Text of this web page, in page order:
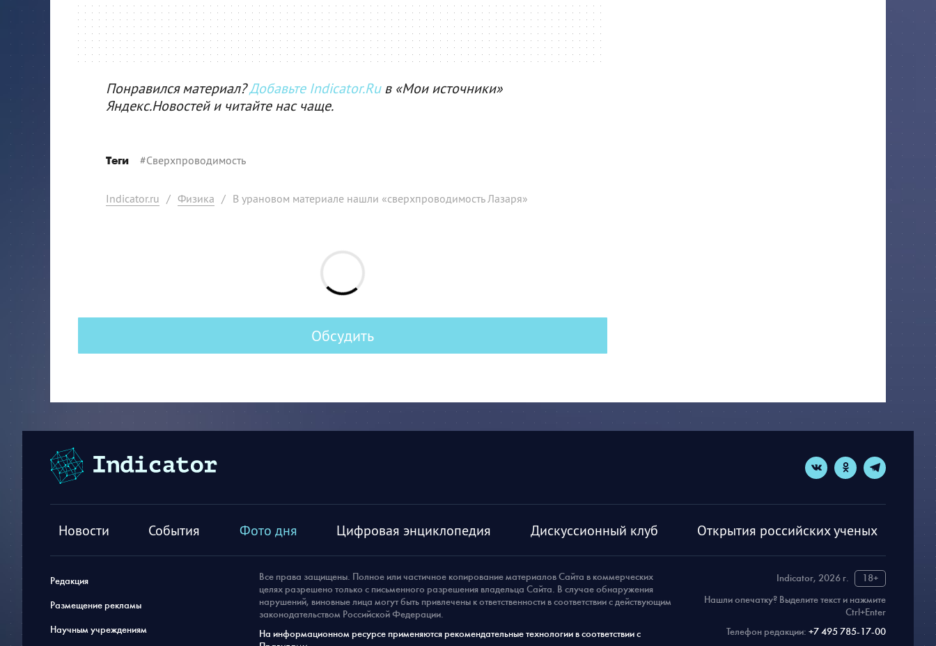
Понравился материал?Добавьте Indicator.Ruв «Мои источники»
Яндекс.Новостей и читайте нас чаще.
Теги #Сверхпроводимость
Indicator.ru / Физика / В урановом материале нашли «сверхпроводимость Лазаря»
Обсудить
Новости События Фото дня Цифровая энциклопедия Дискуссионный клуб Открытия российских ученых
Редакция
Размещение рекламы
Научным учреждениям
Indicator, 2026 г.
18+
Нашли опечатку? Выделите текст и нажмите
Ctrl+Enter
Телефон редакции: +7 495 785-17-00
Все права защищены. Полное или частичное копирование материалов Сайта в коммерческих
целях разрешено только с письменного разрешения владельца Сайта. В случае обнаружения
нарушений, виновные лица могут быть привлечены к ответственности в соответствии с действующим
законодательством Российской Федерации.
На информационном ресурсе применяются рекомендательные технологии в соответствии с